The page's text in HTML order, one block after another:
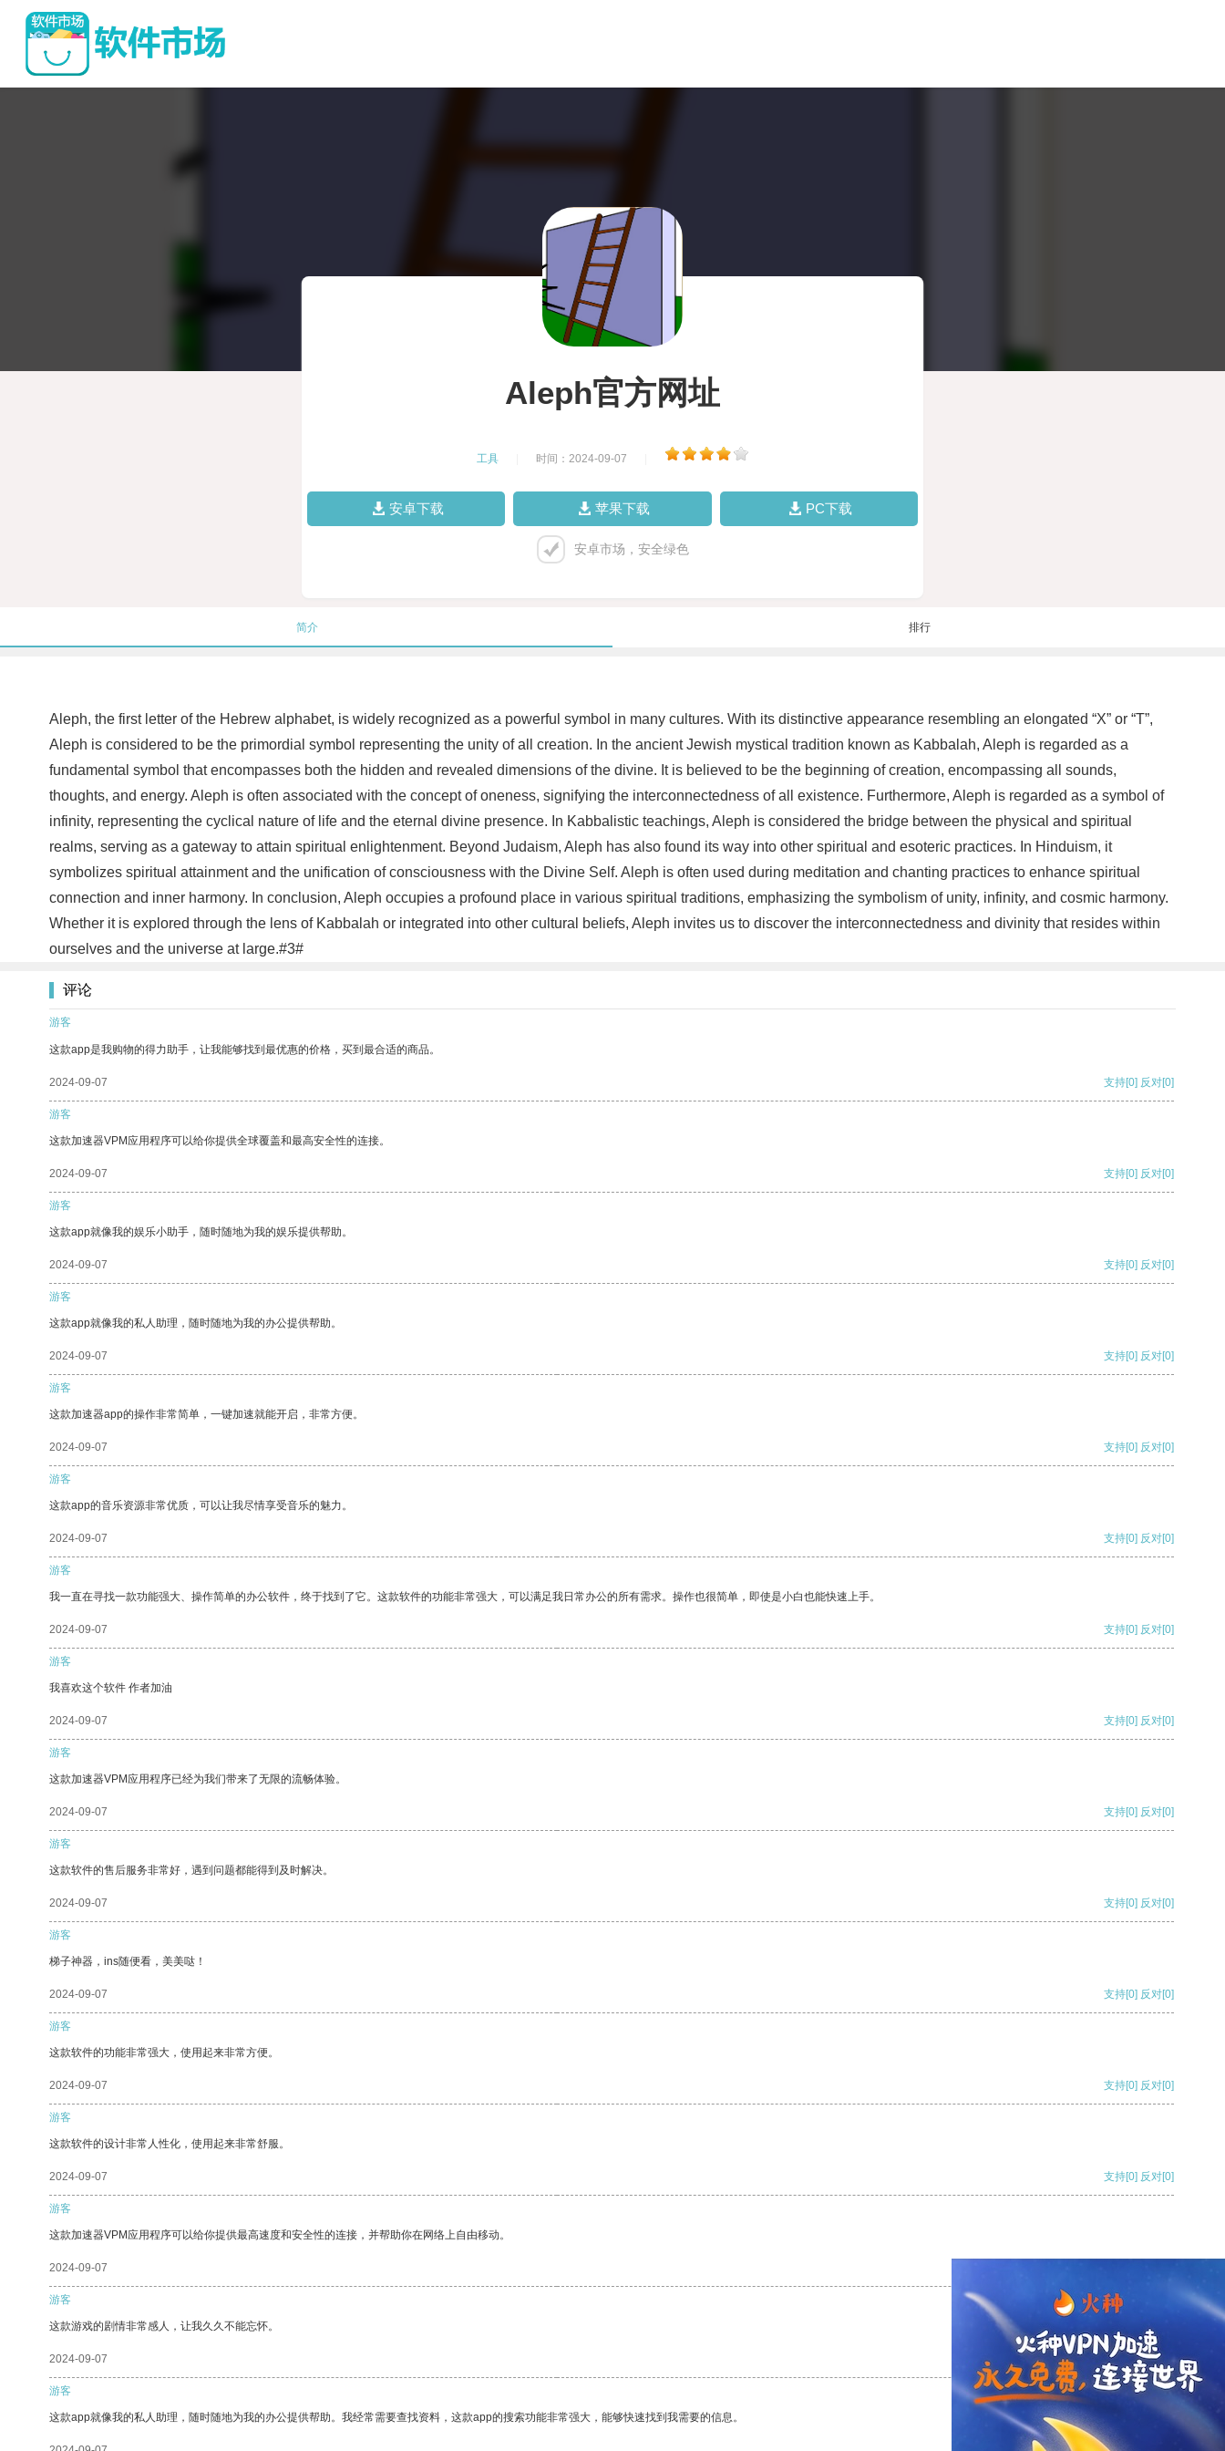
Aleph官方网址
工具 时间：2024-09-07
安卓下载 苹果下载 PC下载
安卓市场，安全绿色
简介 排行
Aleph, the first letter of the Hebrew alphabet, is widely recognized as a powerful symbol in many cultures. With its distinctive appearance resembling an elongated “X” or “T”,
Aleph is considered to be the primordial symbol representing the unity of all creation. In the ancient Jewish mystical tradition known as Kabbalah, Aleph is regarded as a
fundamental symbol that encompasses both the hidden and revealed dimensions of the divine. It is believed to be the beginning of creation, encompassing all sounds,
thoughts, and energy. Aleph is often associated with the concept of oneness, signifying the interconnectedness of all existence. Furthermore, Aleph is regarded as a symbol of
infinity, representing the cyclical nature of life and the eternal divine presence. In Kabbalistic teachings, Aleph is considered the bridge between the physical and spiritual
realms, serving as a gateway to attain spiritual enlightenment. Beyond Judaism, Aleph has also found its way into other spiritual and esoteric practices. In Hinduism, it
symbolizes spiritual attainment and the unification of consciousness with the Divine Self. Aleph is often used during meditation and chanting practices to enhance spiritual
connection and inner harmony. In conclusion, Aleph occupies a profound place in various spiritual traditions, emphasizing the symbolism of unity, infinity, and cosmic harmony.
Whether it is explored through the lens of Kabbalah or integrated into other cultural beliefs, Aleph invites us to discover the interconnectedness and divinity that resides within
ourselves and the universe at large.#3#
评论
游客
这款app是我购物的得力助手，让我能够找到最优惠的价格，买到最合适的商品。
2024-09-07 支持[0] 反对[0]
游客
这款加速器VPM应用程序可以给你提供全球覆盖和最高安全性的连接。
2024-09-07 支持[0] 反对[0]
游客
这款app就像我的娱乐小助手，随时随地为我的娱乐提供帮助。
2024-09-07 支持[0] 反对[0]
游客
这款app就像我的私人助理，随时随地为我的办公提供帮助。
2024-09-07 支持[0] 反对[0]
游客
这款加速器app的操作非常简单，一键加速就能开启，非常方便。
2024-09-07 支持[0] 反对[0]
游客
这款app的音乐资源非常优质，可以让我尽情享受音乐的魅力。
2024-09-07 支持[0] 反对[0]
游客
我一直在寻找一款功能强大、操作简单的办公软件，终于找到了它。这款软件的功能非常强大，可以满足我日常办公的所有需求。操作也很简单，即使是小白也能快速上手。
2024-09-07 支持[0] 反对[0]
游客
我喜欢这个软件 作者加油
2024-09-07 支持[0] 反对[0]
游客
这款加速器VPM应用程序已经为我们带来了无限的流畅体验。
2024-09-07 支持[0] 反对[0]
游客
这款软件的售后服务非常好，遇到问题都能得到及时解决。
2024-09-07 支持[0] 反对[0]
游客
梯子神器，ins随便看，美美哒！
2024-09-07 支持[0] 反对[0]
游客
这款软件的功能非常强大，使用起来非常方便。
2024-09-07 支持[0] 反对[0]
游客
这款软件的设计非常人性化，使用起来非常舒服。
2024-09-07 支持[0] 反对[0]
游客
这款加速器VPM应用程序可以给你提供最高速度和安全性的连接，并帮助你在网络上自由移动。
2024-09-07
游客
这款游戏的剧情非常感人，让我久久不能忘怀。
2024-09-07 支持 [0] 反对 [0]
游客
这款app就像我的私人助理，随时随地为我的办公提供帮助。我经常需要查找资料，这款app的搜索功能非常强大，能够快速找到我需要的信息。